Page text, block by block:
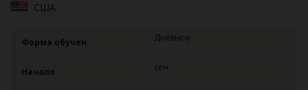
США
Форма обучен. Дневное
Начало сен